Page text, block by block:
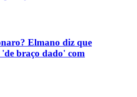
Elmano diz que
braço dado' com